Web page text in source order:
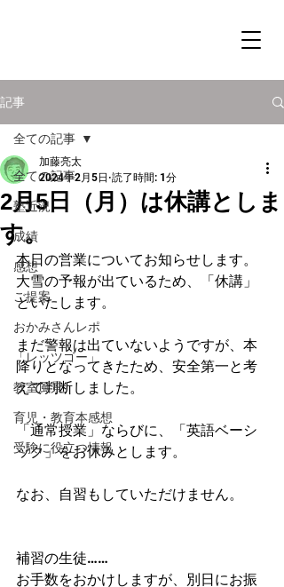
記事
全ての記事
塾近況
成績
感想
ご提案
おかみさんレポ
「レッツゴー」
教室風景
育児・教育本感想
受験に役立つ情報
全ての記事
2月5日（月）は休講としま
す。
加藤亮太
2024年2月5日 読了時間: 1分
本日の営業についてお知らせします。
大雪の予報が出ているため、「休講」
といたします。
まだ警報は出ていないようですが、本
降りとなってきたため、安全第一と考
えて判断しました。
「通常授業」ならびに、「英語ベーシ
ック」をお休みとします。
なお、自習もしていただけません。
補習の生徒……
お手数をおかけしますが、別日にお振